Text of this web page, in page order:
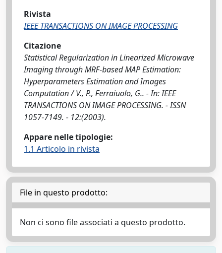
Rivista
IEEE TRANSACTIONS ON IMAGE PROCESSING
Citazione
Statistical Regularization in Linearized Microwave
Imaging through MRF-based MAP Estimation:
Hyperparameters Estimation and Images
Computation / V., P., Ferraiuolo, G.. - In: IEEE
TRANSACTIONS ON IMAGE PROCESSING. - ISSN
1057-7149. - 12:(2003).
Appare nelle tipologie:
1.1 Articolo in rivista
File in questo prodotto:
Non ci sono file associati a questo prodotto.